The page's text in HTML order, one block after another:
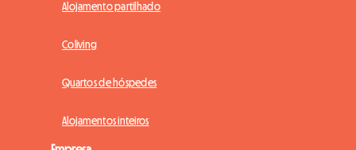
Alojamento partilhado
Coliving
Quartos de hóspedes
Alojamentos inteiros